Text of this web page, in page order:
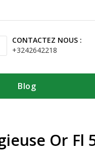
CONTACTEZ NOUS :
+3242642218
Blog
Or Fl